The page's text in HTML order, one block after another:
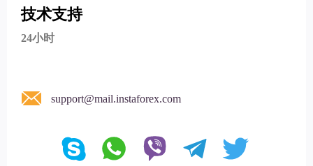
技术支持
24小时
support@mail.instaforex.com